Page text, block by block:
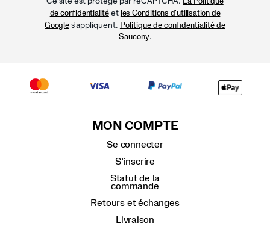
de confidentialitéet les Conditions d'utilisation de
Googles'appliquent. Politique de confidentialité de
Saucony.
MON COMPTE
Se connecter
S’inscrire
Statut de la
commande
Retours et échanges
Livraison